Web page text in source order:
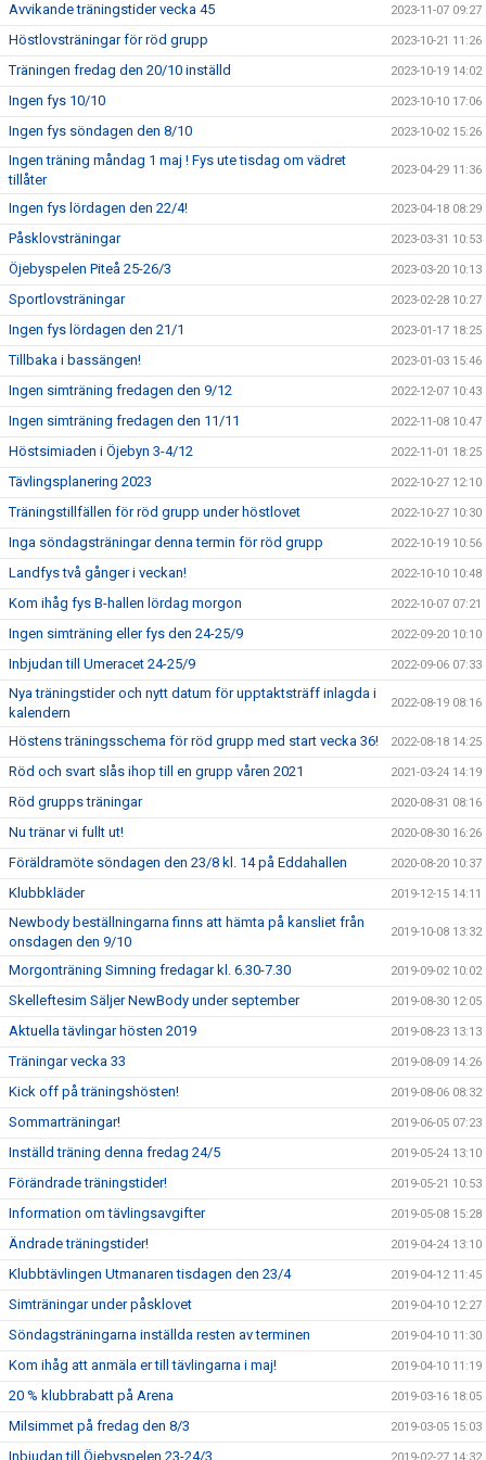
Avvikande träningstider vecka 45 2023-11-07 09:27
Höstlovsträningar för röd grupp 2023-10-21 11:26
Träningen fredag den 20/10 inställd 2023-10-19 14:02
Ingen fys 10/10 2023-10-10 17:06
Ingen fys söndagen den 8/10 2023-10-02 15:26
Ingen träning måndag 1 maj ! Fys ute tisdag om vädret
tillåter
2023-04-29 11:36
Ingen fys lördagen den 22/4! 2023-04-18 08:29
Påsklovsträningar 2023-03-31 10:53
Öjebyspelen Piteå 25-26/3 2023-03-20 10:13
Sportlovsträningar 2023-02-28 10:27
Ingen fys lördagen den 21/1 2023-01-17 18:25
Tillbaka i bassängen! 2023-01-03 15:46
Ingen simträning fredagen den 9/12 2022-12-07 10:43
Ingen simträning fredagen den 11/11 2022-11-08 10:47
Höstsimiaden i Öjebyn 3-4/12 2022-11-01 18:25
Tävlingsplanering 2023 2022-10-27 12:10
Träningstillfällen för röd grupp under höstlovet 2022-10-27 10:30
Inga söndagsträningar denna termin för röd grupp 2022-10-19 10:56
Landfys två gånger i veckan! 2022-10-10 10:48
Kom ihåg fys B-hallen lördag morgon 2022-10-07 07:21
Ingen simträning eller fys den 24-25/9 2022-09-20 10:10
Inbjudan till Umeracet 24-25/9 2022-09-06 07:33
Nya träningstider och nytt datum för upptaktsträff inlagda i
kalendern
2022-08-19 08:16
Höstens träningsschema för röd grupp med start vecka 36! 2022-08-18 14:25
Röd och svart slås ihop till en grupp våren 2021 2021-03-24 14:19
Röd grupps träningar 2020-08-31 08:16
Nu tränar vi fullt ut! 2020-08-30 16:26
Föräldramöte söndagen den 23/8 kl. 14 på Eddahallen 2020-08-20 10:37
Klubbkläder 2019-12-15 14:11
Newbody beställningarna finns att hämta på kansliet från
onsdagen den 9/10
2019-10-08 13:32
Morgonträning Simning fredagar kl. 6.30-7.30 2019-09-02 10:02
Skelleftesim Säljer NewBody under september 2019-08-30 12:05
Aktuella tävlingar hösten 2019 2019-08-23 13:13
Träningar vecka 33 2019-08-09 14:26
Kick off på träningshösten! 2019-08-06 08:32
Sommarträningar! 2019-06-05 07:23
Inställd träning denna fredag 24/5 2019-05-24 13:10
Förändrade träningstider! 2019-05-21 10:53
Information om tävlingsavgifter 2019-05-08 15:28
Ändrade träningstider! 2019-04-24 13:10
Klubbtävlingen Utmanaren tisdagen den 23/4 2019-04-12 11:45
Simträningar under påsklovet 2019-04-10 12:27
Söndagsträningarna inställda resten av terminen 2019-04-10 11:30
Kom ihåg att anmäla er till tävlingarna i maj! 2019-04-10 11:19
20 % klubbrabatt på Arena 2019-03-16 18:05
Milsimmet på fredag den 8/3 2019-03-05 15:03
Inbjudan till Öjebyspelen 23-24/3